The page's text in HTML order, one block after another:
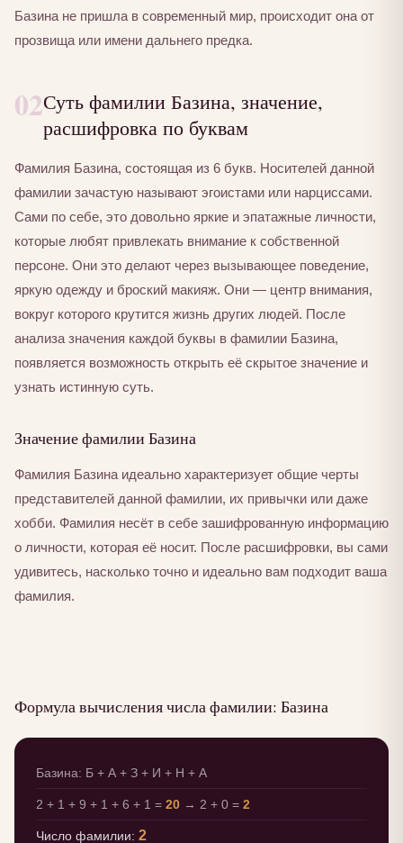
Базина не пришла в современный мир, происходит она от
прозвища или имени дальнего предка.
02Суть фамилии Базина, значение,
расшифровка по буквам
Фамилия Базина, состоящая из 6 букв. Носителей данной
фамилии зачастую называют эгоистами или нарциссами.
Сами по себе, это довольно яркие и эпатажные личности,
которые любят привлекать внимание к собственной
персоне. Они это делают через вызывающее поведение,
яркую одежду и броский макияж. Они — центр внимания,
вокруг которого крутится жизнь других людей. После
анализа значения каждой буквы в фамилии Базина,
появляется возможность открыть её скрытое значение и
узнать истинную суть.
Значение фамилии Базина
Фамилия Базина идеально характеризует общие черты
представителей данной фамилии, их привычки или даже
хобби. Фамилия несёт в себе зашифрованную информацию
о личности, которая её носит. После расшифровки, вы сами
удивитесь, насколько точно и идеально вам подходит ваша
фамилия.
Формула вычисления числа фамилии: Базина
Базина: Б + А + З + И + Н + А
2 + 1 + 9 + 1 + 6 + 1 = 20 → 2 + 0 = 2
Число фамилии: 2